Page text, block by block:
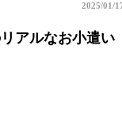
2025/01/
アルなお小遣い